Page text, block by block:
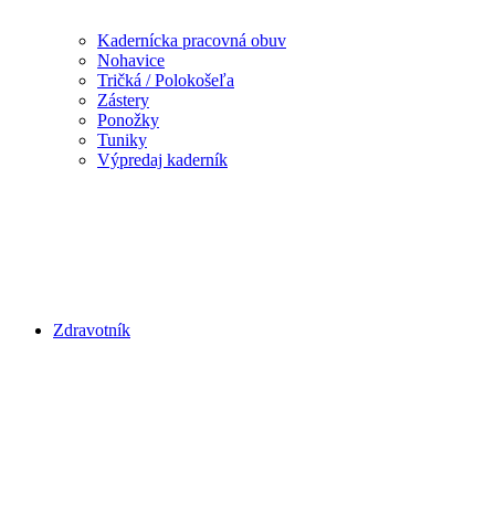
Kadernícka pracovná obuv
Nohavice
Tričká / Polokošeľa
Zástery
Ponožky
Tuniky
Výpredaj kaderník
Zdravotník